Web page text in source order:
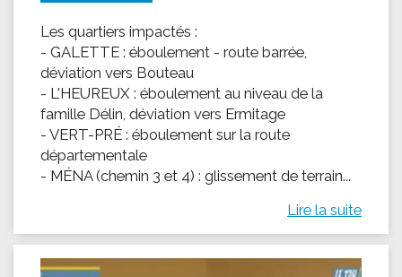
Les quartiers impactés :
- GALETTE : éboulement - route barrée,
déviation vers Bouteau
- L'HEUREUX : éboulement au niveau de la
famille Délin, déviation vers Ermitage
- VERT-PRÉ : éboulement sur la route
départementale
- MÉNA (chemin 3 et 4) : glissement de terrain...
Lire la suite